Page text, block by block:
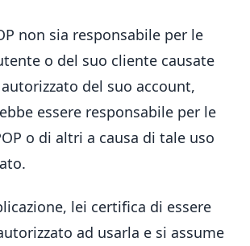
non sia responsabile per le
o del suo cliente causate
del suo account,
essere responsabile per le
o di altri a causa di tale uso
lei certifica di essere
ad usarla e si assume